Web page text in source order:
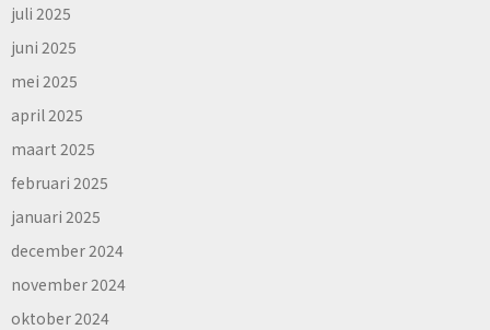
juli 2025
juni 2025
mei 2025
april 2025
maart 2025
februari 2025
januari 2025
december 2024
november 2024
oktober 2024